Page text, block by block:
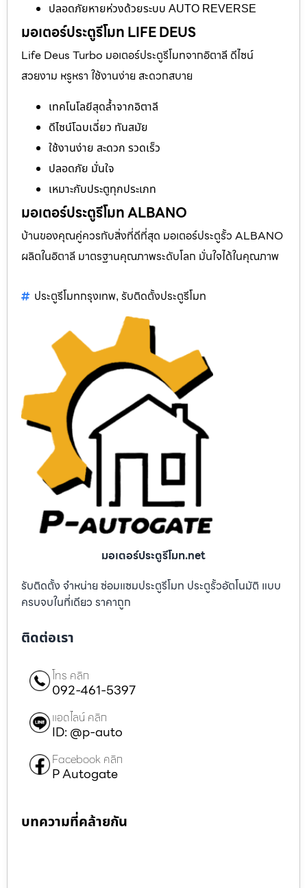
ปลอดภัยหายห่วงด้วยระบบ AUTO REVERSE
มอเตอร์ประตูรีโมท LIFE DEUS
Life Deus Turbo มอเตอร์ประตูรีโมทจากอิตาลี ดีไซน์
สวยงาม หรูหรา ใช้งานง่าย สะดวกสบาย
เทคโนโลยีสุดล้ำจากอิตาลี
ดีไซน์โฉบเฉี่ยว ทันสมัย
ใช้งานง่าย สะดวก รวดเร็ว
ปลอดภัย มั่นใจ
เหมาะกับประตูทุกประเภท
มอเตอร์ประตูรีโมท ALBANO
บ้านของคุณคู่ควรกับสิ่งที่ดีที่สุด มอเตอร์ประตูรั้ว ALBANO
ผลิตในอิตาลี มาตรฐานคุณภาพระดับโลก มั่นใจได้ในคุณภาพ
ประตูรีโมทกรุงเทพ, รับติดตั้งประตูรีโมท
มอเตอร์ประตูรีโมท.net
รับติดตั้ง จำหน่าย ซ่อมแซมประตูรีโมท ประตูรั้วอัตโนมัติ แบบ
ครบจบในที่เดียว ราคาถูก
ติดต่อเรา
โทร คลิก
092-461-5397
แอดไลน์ คลิก
ID: @p-auto
Facebook คลิก
P Autogate
บทความที่คล้ายกัน